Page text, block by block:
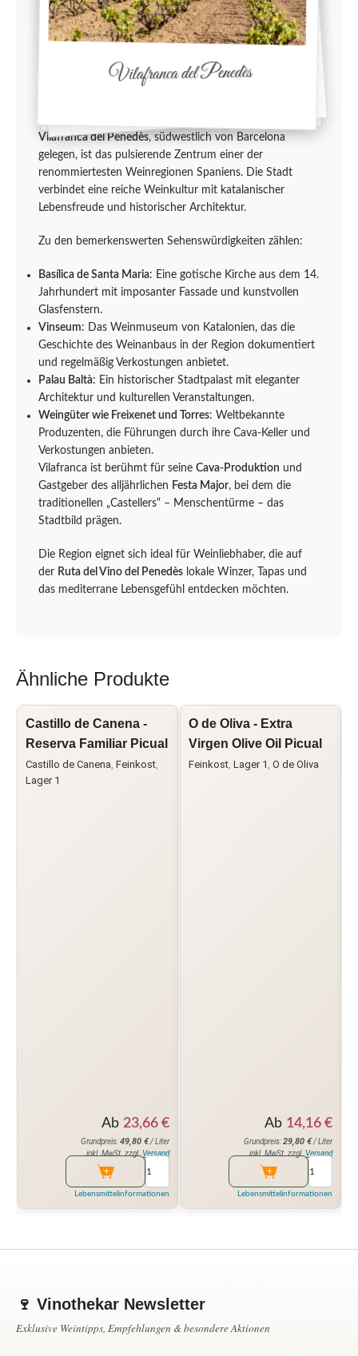
Vilafranca del Penedès, südwestlich von Barcelona
gelegen, ist das pulsierende Zentrum einer der
renommiertesten Weinregionen Spaniens. Die Stadt
verbindet eine reiche Weinkultur mit katalanischer
Lebensfreude und historischer Architektur.
Zu den bemerkenswerten Sehenswürdigkeiten zählen:
Basílica de Santa Maria: Eine gotische Kirche aus dem 14.
Jahrhundert mit imposanter Fassade und kunstvollen
Glasfenstern.
Vinseum: Das Weinmuseum von Katalonien, das die
Geschichte des Weinanbaus in der Region dokumentiert
und regelmäßig Verkostungen anbietet.
Palau Baltà: Ein historischer Stadtpalast mit eleganter
Architektur und kulturellen Veranstaltungen.
Weingüter wie Freixenet und Torres: Weltbekannte
Produzenten, die Führungen durch ihre Cava-Keller und
Verkostungen anbieten.
Vilafranca ist berühmt für seine Cava-Produktion und
Gastgeber des alljährlichen Festa Major, bei dem die
traditionellen „Castellers“ – Menschentürme – das
Stadtbild prägen.
Die Region eignet sich ideal für Weinliebhaber, die auf
der Ruta del Vino del Penedès lokale Winzer, Tapas und
das mediterrane Lebensgefühl entdecken möchten.
Vilafranca del Penedès
Ähnliche Produkte
Castillo de Canena -
Reserva Familiar Picual
Castillo de Canena, Feinkost,
Lager 1
Ab 23,66 €
Grundpreis:49,80 €/ Liter
inkl. MwSt. zzgl.Versand
Lebensmittelinformationen
O de Oliva - Extra
Virgen Olive Oil Picual
Feinkost, Lager 1 , O de Oliva
Ab 14,16 €
Grundpreis:29,80 €/ Liter
inkl. MwSt. zzgl.Versand
Lebensmittelinformationen
🍷 Vinothekar Newsletter
Exklusive Weintipps, Empfehlungen & besondere Aktionen